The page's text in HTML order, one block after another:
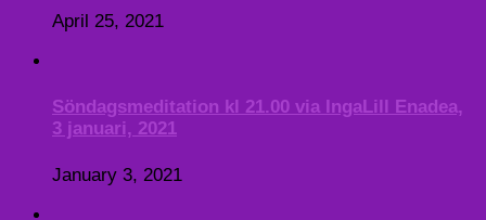
April 25, 2021
Söndagsmeditation kl 21.00 via IngaLill Enadea,
3 januari, 2021
January 3, 2021